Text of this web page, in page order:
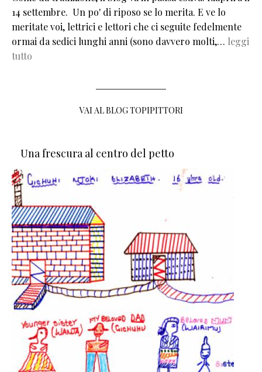
14 settembre. Un po' di riposo se lo merita. E ve lo
meritate voi, lettrici e lettori che ci seguite fedelmente
ormai da sedici lunghi anni (sono davvero molti,… leggi
tutto
VAI AL BLOG TOPIPITTORI
Una frescura al centro del petto